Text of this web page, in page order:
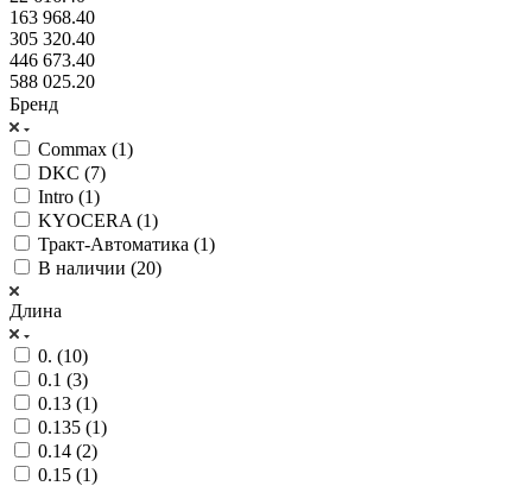
163 968.40
305 320.40
446 673.40
588 025.20
Бренд
Commax (1)
DKC (7)
Intro (1)
KYOCERA (1)
Тракт-Автоматика (1)
В наличии (20)
Длина
0. (10)
0.1 (3)
0.13 (1)
0.135 (1)
0.14 (2)
0.15 (1)